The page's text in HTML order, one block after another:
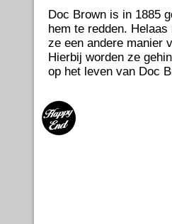
Doc Brown is in 1885
hem te redden.
ze een andere manier
Hierbij worden ze
op het leven van Doc